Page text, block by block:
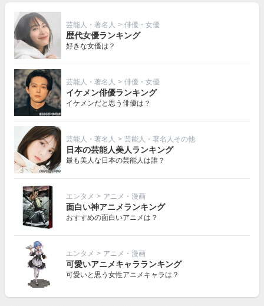
芸能人・著名人 > 俳優・女優
歴代女優ランキング
好きな女優は？
芸能人・著名人 > 俳優・女優
イケメン俳優ランキング
イケメンだと思う俳優は？
芸能人・著名人 > 芸能人・著名人その他
日本の芸能人美人ランキング
最も美人な日本の芸能人は誰？
エンタメ > アニメ・漫画
面白い神アニメランキング
おすすめの面白いアニメは？
エンタメ > アニメ・漫画
可愛いアニメキャラランキング
可愛いと思う女性アニメキャラは？